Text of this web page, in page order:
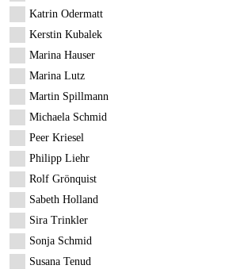
Katrin Odermatt
Kerstin Kubalek
Marina Hauser
Marina Lutz
Martin Spillmann
Michaela Schmid
Peer Kriesel
Philipp Liehr
Rolf Grönquist
Sabeth Holland
Sira Trinkler
Sonja Schmid
Susana Tenud